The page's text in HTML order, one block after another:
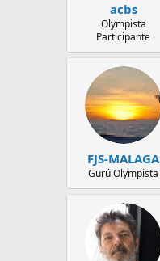
acbs
Olympista
Participante
FJS-MALAGA
Gurú Olympista